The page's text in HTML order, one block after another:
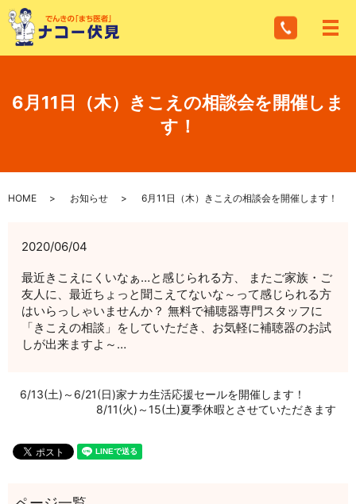
メ
6月11日（木）きこえの相談会を開催しま
す！
HOME お知らせ 6月11日（木）きこえの相談会を開催します！
2020/06/04
最近きこえにくいなぁ…と感じられる方、 またご家族・ご
友人に、最近ちょっと聞こえてないな～って感じられる方
はいらっしゃいませんか？ 無料で補聴器専門スタッフに
「きこえの相談」をしていただき、お気軽に補聴器のお試
しが出来ますよ～…
6/13(土)～6/21(日)家ナカ生活応援セールを開催します！
8/11(火)～15(土)夏季休暇とさせていただきます